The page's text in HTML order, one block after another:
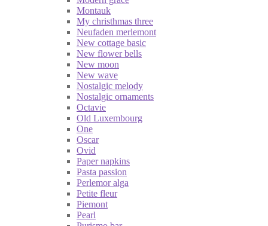
Montauk
My christhmas three
Neufaden merlemont
New cottage basic
New flower bells
New moon
New wave
Nostalgic melody
Nostalgic ornaments
Octavie
Old Luxembourg
One
Oscar
Ovid
Paper napkins
Pasta passion
Perlemor alga
Petite fleur
Piemont
Pearl